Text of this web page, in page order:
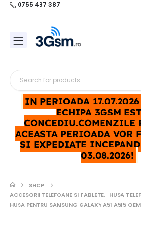
0755 487 387
IN PERIOADA
ECHIPA 3GSM
ACEASTA PERIOADA VOR
SI EXPEDIATE
03.08.2026!
SHOP
ACCESORII TELEFOANE SI TABLETE, HUSA
HUSA PENTRU SAMSUNG GALAXY A51 A515